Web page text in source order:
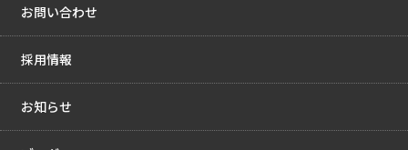
お問い合わせ
採用情報
お知らせ